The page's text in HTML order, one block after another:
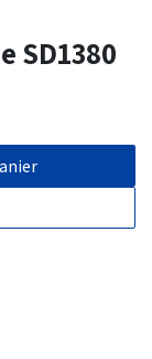
SD1380